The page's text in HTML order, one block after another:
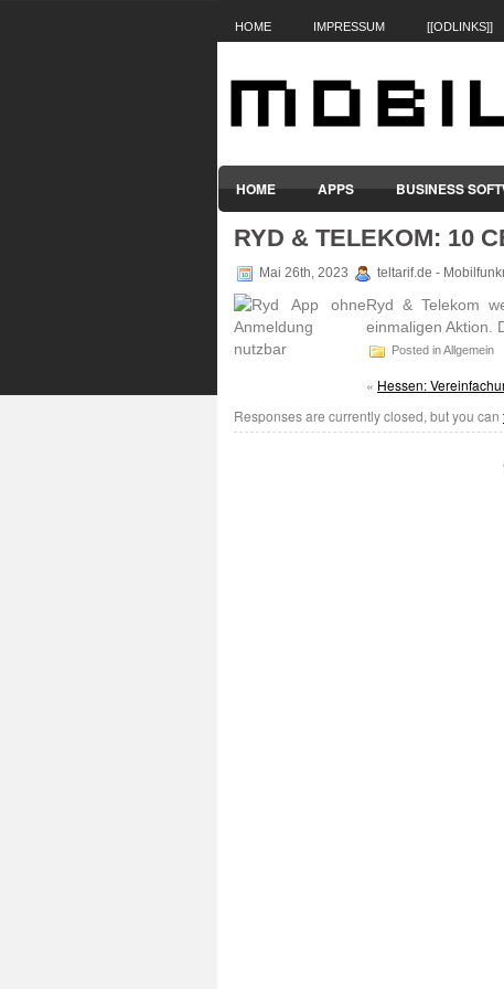
HOME IMPRESSUM [[ODLINKS]]
HOME APPS BUSINESS
SMARTPHONES & HANDYS
RYD & TELEKOM: 10
Mai 26th, 2023 teltarif.de -
Ryd & Telekom
einma­ligen Aktion.
Posted in Allgemein
« Hessen:
Responses are currently closed, but you can